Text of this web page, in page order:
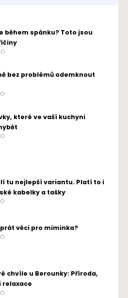
během spánku? Toto jsou
bez problémů odemknout
které ve vaší kuchyni
tu nejlepší variantu. Platí to i
kabelky a tašky
věci pro miminka?
chvíle u Berounky: Příroda,
relaxace